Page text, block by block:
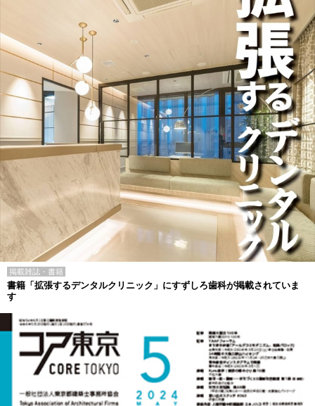
掲載雑誌・書籍
書籍「拡張するデンタルクリニック」にすずしろ歯科が掲載されていま
す